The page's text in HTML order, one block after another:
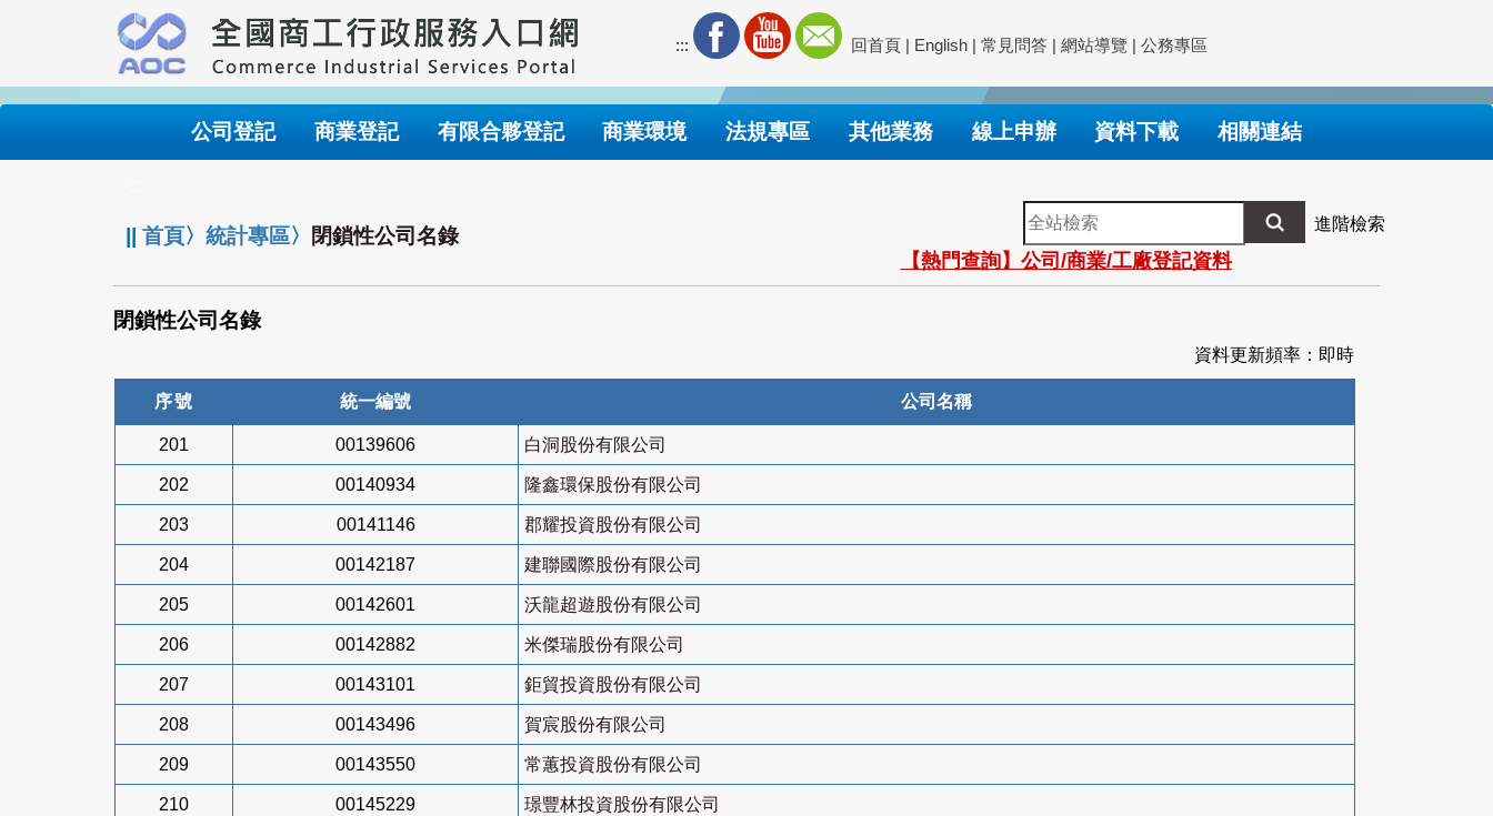
要
內
::: 回首頁 | English | 常見問答 | 網站導覽 | 公務專區
公司登記 商業登記 有限合夥登記 商業環境 法規專區 其他業務 線上申辦 資料下載 相關連結
||首頁〉統計專區〉 閉鎖性公司名錄
全
站
檢
索
進階檢索
【熱門查詢】公司/商業/工廠登記資料
閉鎖性公司名錄
資料更新頻率：即時
序號 統一編號 公司名稱
201 00139606 白洞股份有限公司
202 00140934 隆鑫環保股份有限公司
203 00141146 郡耀投資股份有限公司
204 00142187 建聯國際股份有限公司
205 00142601 沃龍超遊股份有限公司
206 00142882 米傑瑞股份有限公司
207 00143101 鉅貿投資股份有限公司
208 00143496 賀宸股份有限公司
209 00143550 常蕙投資股份有限公司
210 00145229 璟豐林投資股份有限公司